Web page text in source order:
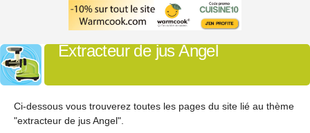
Extracteur de jus Angel
Ci-dessous vous trouverez toutes les pages du site lié au thème
"extracteur de jus Angel".